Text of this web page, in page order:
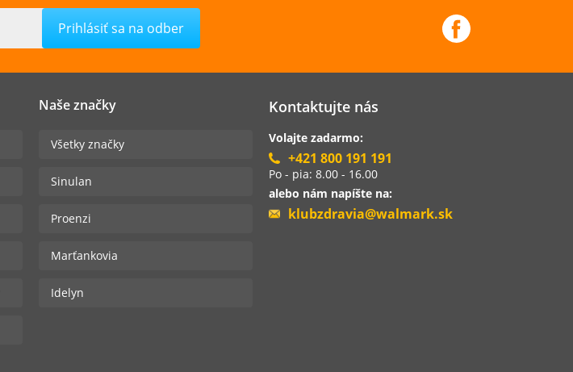
Naše značky
Všetky značky
Sinulan
Proenzi
Marťankovia
Idelyn
Kontaktujte nás
Volajte zadarmo:
+421 800 191 191
Po - pia: 8.00 - 16.00
alebo nám napíšte na:
klubzdravia@walmark.sk